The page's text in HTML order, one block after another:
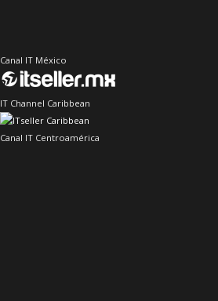
Canal IT México
IT Channel Caribbean
Canal IT Centroamérica